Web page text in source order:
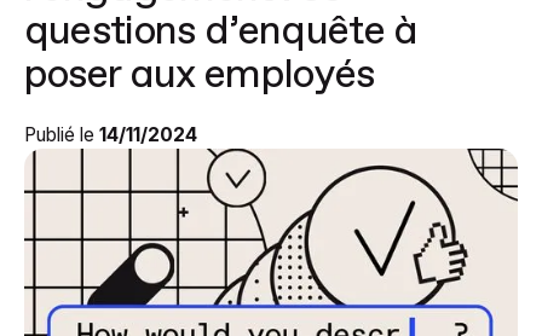
questions d’enquête à
poser aux employés
Publié le 14/11/2024